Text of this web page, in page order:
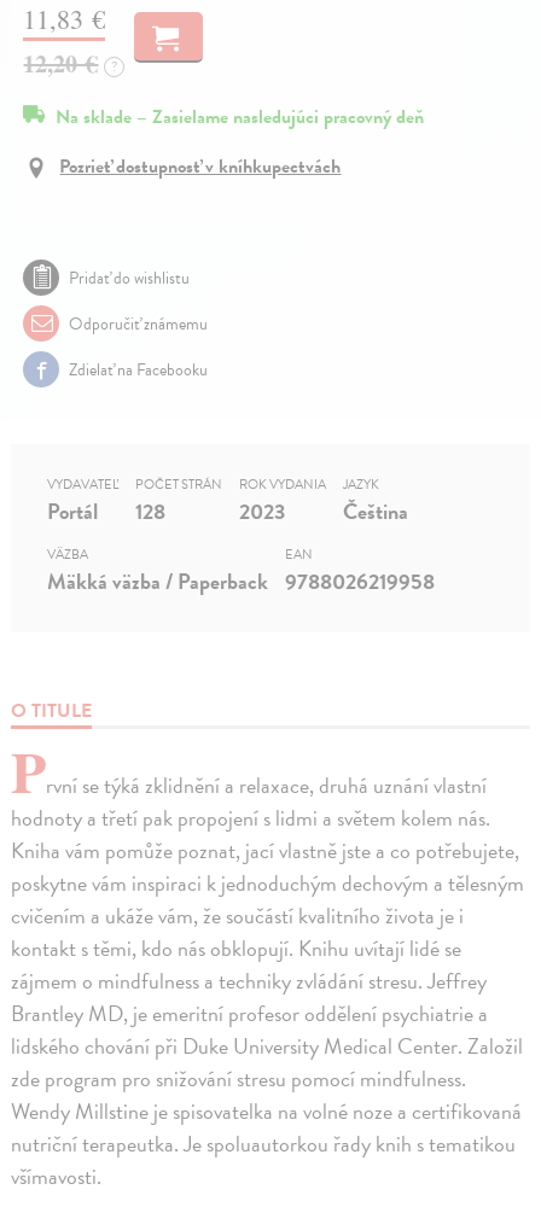
11,83 €
12,20 € ?
Na sklade – Zasielame nasledujúci pracovný deň
Pozrieť dostupnosť v kníhkupectvách
Pridať do wishlistu
Odporučiť známemu
Zdielať na Facebooku
O TITULE
První se týká zklidnění a relaxace, druhá uznání vlastní
hodnoty a třetí pak propojení s lidmi a světem kolem nás.
Kniha vám pomůže poznat, jací vlastně jste a co potřebujete,
poskytne vám inspiraci k jednoduchým dechovým a tělesným
cvičením a ukáže vám, že součástí kvalitního života je i
kontakt s těmi, kdo nás obklopují. Knihu uvítají lidé se
zájmem o mindfulness a techniky zvládání stresu. Jeffrey
Brantley MD, je emeritní profesor oddělení psychiatrie a
lidského chování při Duke University Medical Center. Založil
zde program pro snižování stresu pomocí mindfulness.
Wendy Millstine je spisovatelka na volné noze a certifikovaná
nutriční terapeutka. Je spoluautorkou řady knih s tematikou
všímavosti.
VYDAVATEĽ
Portál
POČET STRÁN
128
ROK VYDANIA
2023
JAZYK
Čeština
VÄZBA
Mäkká väzba / Paperback
EAN
9788026219958